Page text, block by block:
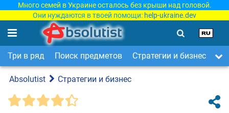
Много семей в Украине осталось без крыши над головой.
Они нуждаются в твоей помощи: help-ukraine.dev
Три в ряд Поиск предметов Стратегии и бизнес
Absolutist Стратегии и бизнес